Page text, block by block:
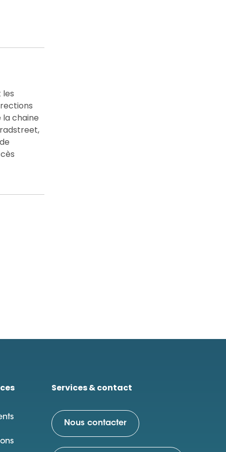
les
chaine
Services & contact
Nous contacter